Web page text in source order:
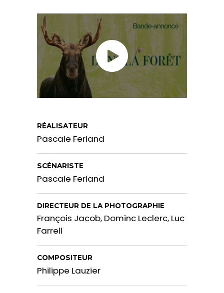
RÉALISATEUR
Pascale Ferland
SCÉNARISTE
Pascale Ferland
DIRECTEUR DE LA PHOTOGRAPHIE
François Jacob, Dominc Leclerc, Luc
Farrell
COMPOSITEUR
Philippe Lauzier